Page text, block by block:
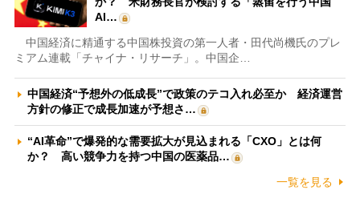
AI…
中国経済に精通する中国株投資の第一人者・田代尚機氏のプレ
ミアム連載「チャイナ・リサーチ」。中国企…
中国経済“予想外の低成長”で政策のテコ入れ必至か 経済運営
方針の修正で成長加速が予想さ…
“AI革命”で爆発的な需要拡大が見込まれる「CXO」とは何
か？ 高い競争力を持つ中国の医薬品…
一覧を見る